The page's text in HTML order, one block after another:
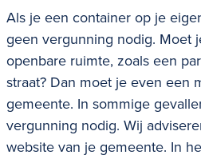
Als je een container op je
geen vergunning nodig. Moet
openbare ruimte, zoals een
straat? Dan moet je even een
gemeente. In sommige
vergunning nodig. Wij
website van je gemeente. In